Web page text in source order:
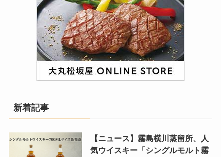
新着記事
【ニュース】霧島横川蒸留所、人
気ウイスキー「シングルモルト霧